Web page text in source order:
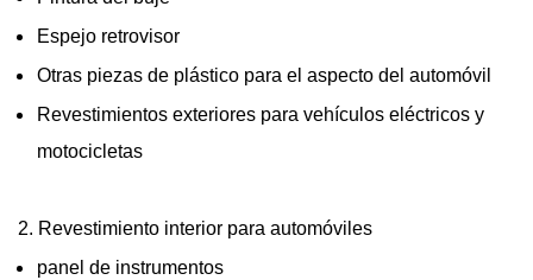
Espejo retrovisor
Otras piezas de plástico para el aspecto del automóvil
Revestimientos exteriores para vehículos eléctricos y
motocicletas
2. Revestimiento interior para automóviles
panel de instrumentos